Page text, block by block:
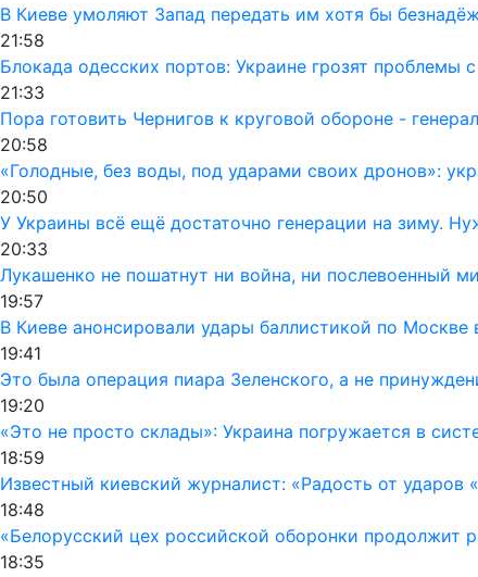
В Киеве умоляют Запад передать им хотя бы
21:58
Блокада одесских портов: Украине грозят
21:33
Пора готовить Чернигов к круговой обороне -
20:58
«Голодные, без воды, под ударами своих дронов»:
20:50
У Украины всё ещё достаточно генерации на зиму.
20:33
Лукашенко не пошатнут ни война, ни послевоенный
19:57
В Киеве анонсировали удары баллистикой по Москве
19:41
Это была операция пиара Зеленского, а не
19:20
«Это не просто склады»: Украина погружается в
18:59
Известный киевский журналист: «Радость от ударов
18:48
«Белорусский цех российской оборонки продолжит
18:35